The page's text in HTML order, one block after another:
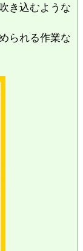
き込むような
られる作業な